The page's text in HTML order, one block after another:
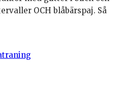
OCH blåbärspaj. Så